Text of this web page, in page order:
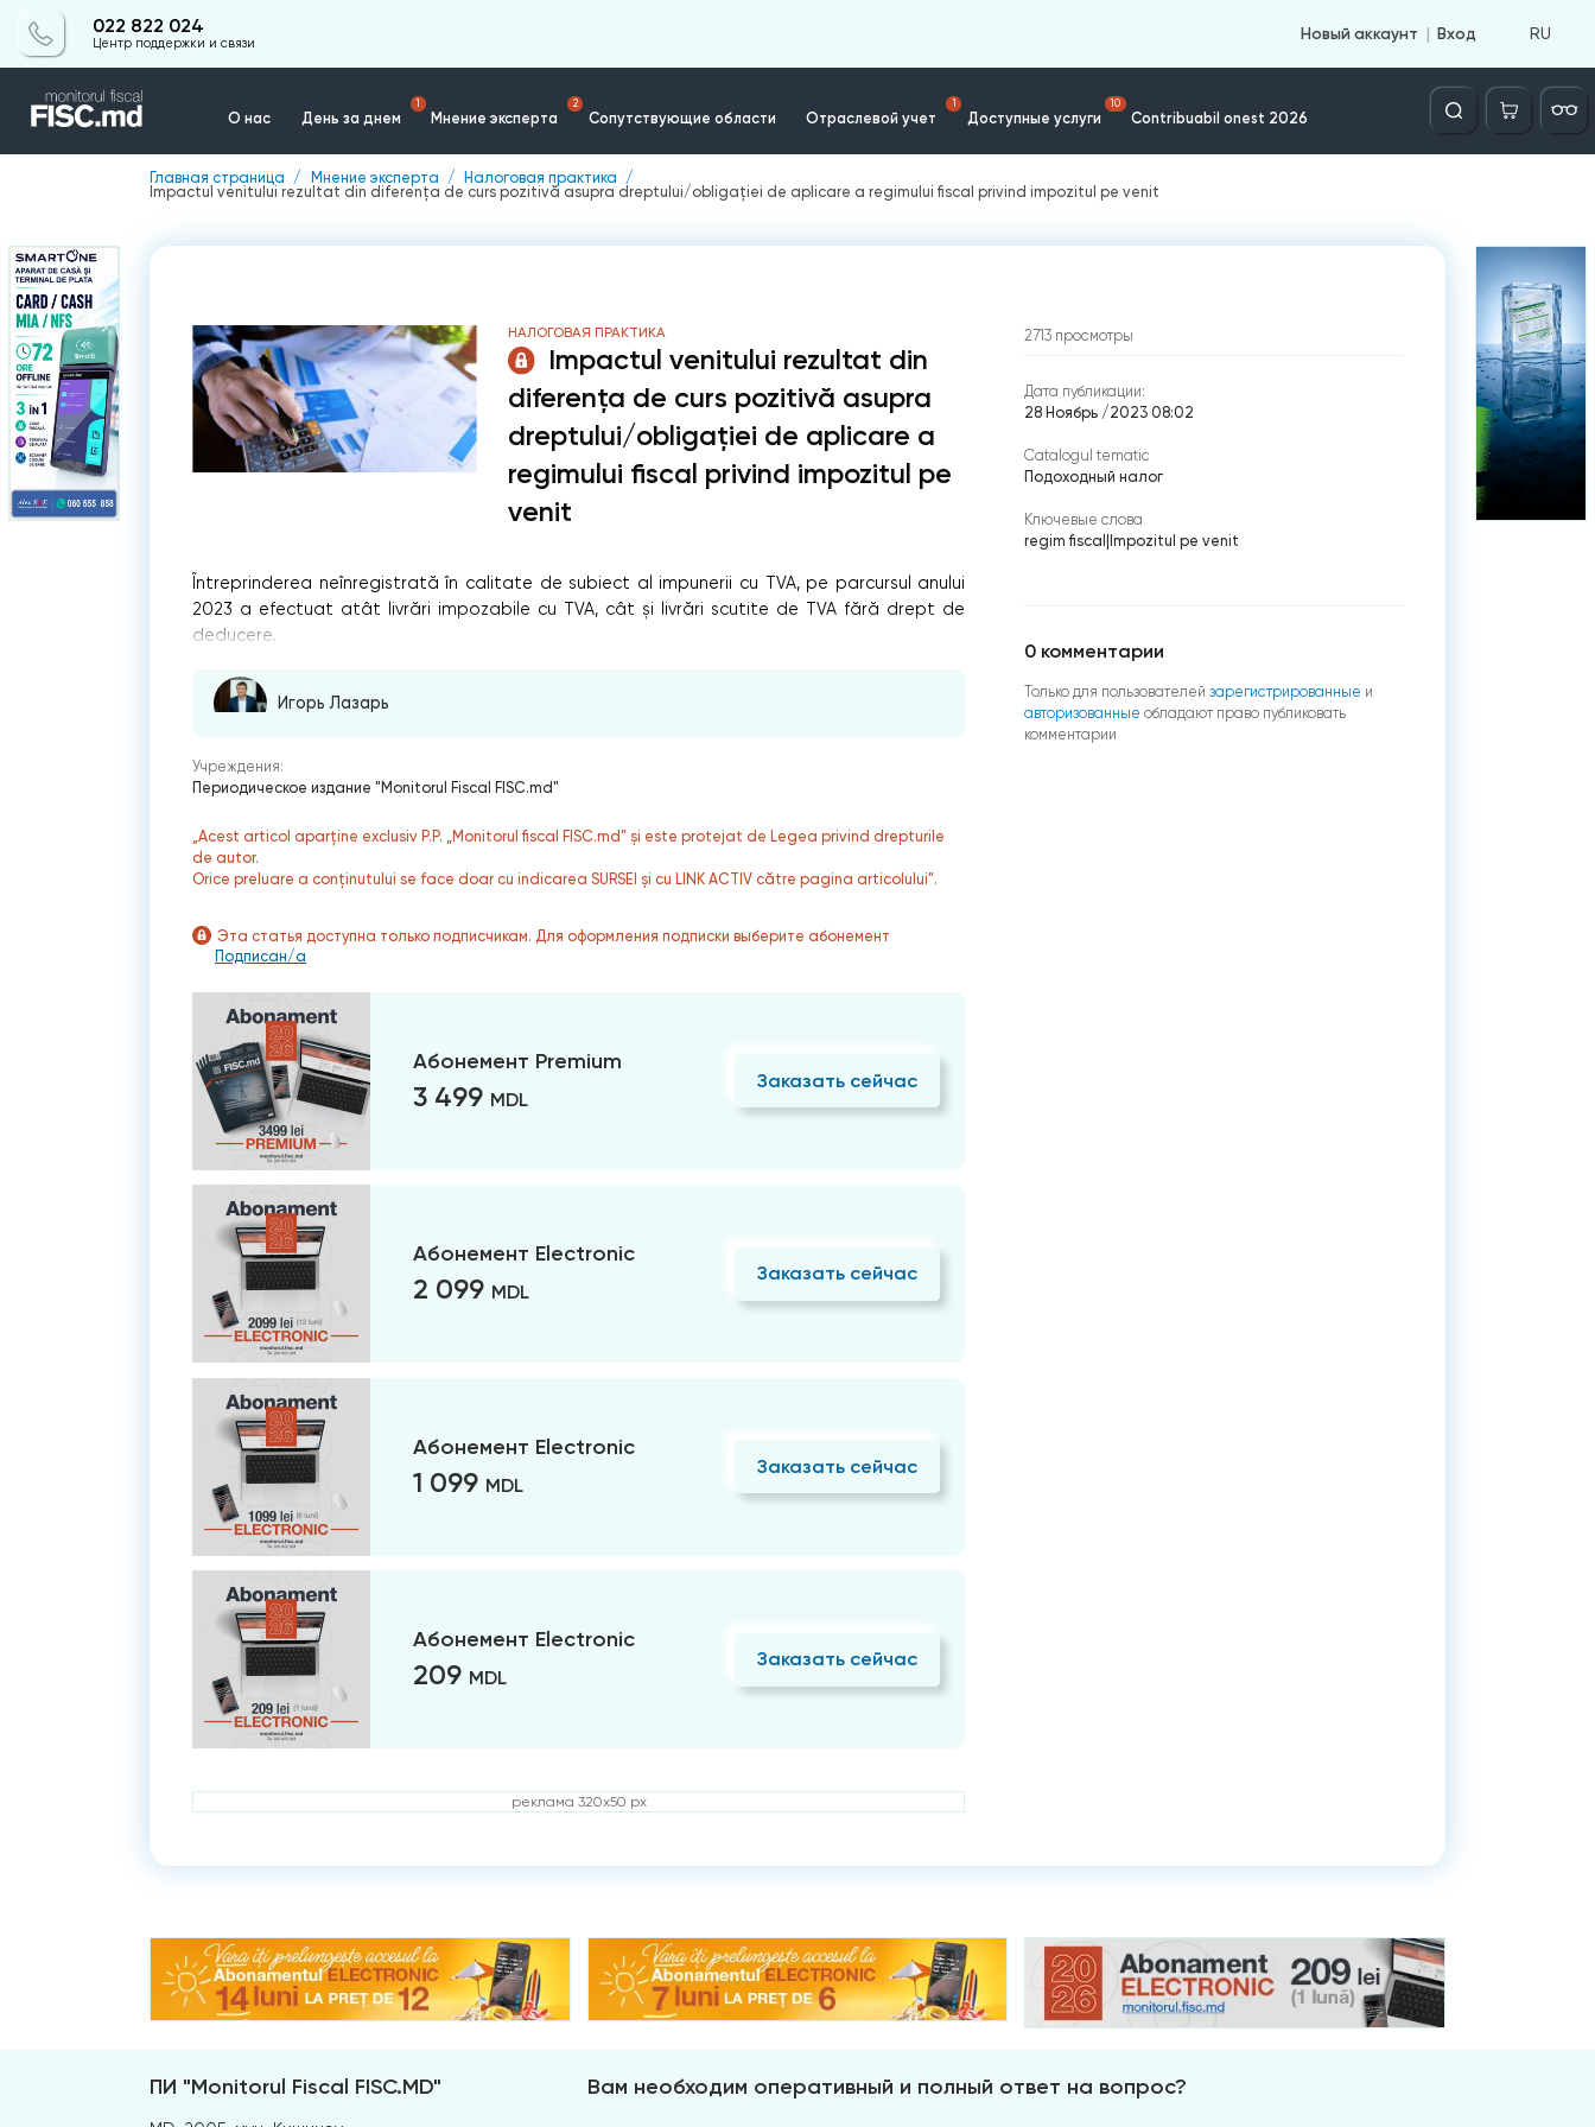
022 822 024
Центр поддержки и связи
Новый аккаунт Вход RU
О нас День за днем
1
Мнение эксперта
2
Сопутствующие области Отраслевой учет
1
Доступные услуги
10
Contribuabil onest 2026
Căutare
Главная страница Мнение эксперта
Налоговая практика
Impactul venitului rezultat din diferența de curs pozitivă asupra dreptului/obligației de aplicare a regimului fiscal privind impozitul pe venit
НАЛОГОВАЯ ПРАКТИКА
Impactul venitului rezultat din
diferența de curs pozitivă asupra
dreptului/obligației de aplicare a
regimului fiscal privind impozitul pe
venit
Întreprinderea neînregistrată în calitate de subiect al impunerii cu TVA, pe parcursul anului
2023 a efectuat atât livrări impozabile cu TVA, cât și livrări scutite de TVA fără drept de
deducere.
Игорь Лазарь
Учреждения:
Периодическое издание "Monitorul Fiscal FISC.md"
„Acest articol aparține exclusiv P.P. „Monitorul fiscal FISC.md” și este protejat de Legea privind drepturile
de autor.
Orice preluare a conținutului se face doar cu indicarea SURSEI și cu LINK ACTIV către pagina articolului”.
Эта статья доступна только подписчикам. Для оформления подписки выберите абонемент
Подписан/а
Абонемент Premium
3 499 MDL
Заказать сейчас
Абонемент Electronic
2 099 MDL
Заказать сейчас
Абонемент Electronic
1 099 MDL
Заказать сейчас
Абонемент Electronic
209 MDL
Заказать сейчас
реклама 320x50 px
2713 просмотры
Дата публикации:
28 Ноябрь /2023 08:02
Catalogul tematic
Подоходный налог
Ключевые слова
regim fiscal
Impozitul pe venit
0 комментарии
Только для пользователей зарегистрированные и
авторизованные обладают право публиковать
комментарии
ПИ "Monitorul Fiscal FISC.MD" Вам необходим оперативный и полный ответ на вопрос?